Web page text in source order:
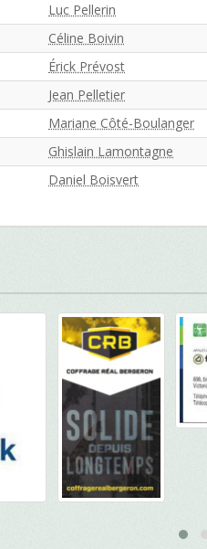
Luc Pellerin
Céline Boivin
Érick Prévost
Jean Pelletier
Mariane Côté-Boulanger
Ghislain Lamontagne
Daniel Boisvert